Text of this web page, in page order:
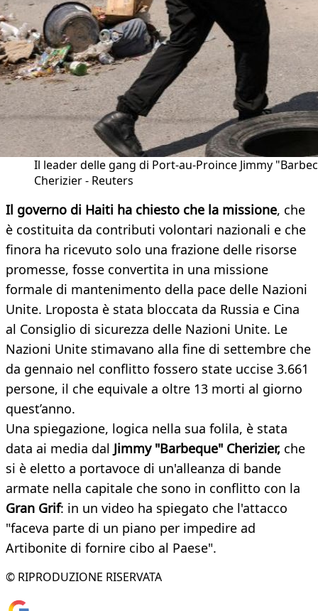
Il leader delle gang di Port-au-Proince Jimmy
Cherizier - Reuters
Il governo di Haiti ha chiesto che la missione, che
è costituita da contributi volontari nazionali e che
finora ha ricevuto solo una frazione delle risorse
promesse, fosse convertita in una missione
formale di mantenimento della pace delle Nazioni
Unite. Lroposta è stata bloccata da Russia e Cina
al Consiglio di sicurezza delle Nazioni Unite. Le
Nazioni Unite stimavano alla fine di settembre che
da gennaio nel conflitto fossero state uccise 3.661
persone, il che equivale a oltre 13 morti al giorno
quest’anno.
Una spiegazione, logica nella sua folila, è stata
data ai media dal Jimmy "Barbeque" Cherizier, che
si è eletto a portavoce di un'alleanza di bande
armate nella capitale che sono in conflitto con la
Gran Grif: in un video ha spiegato che l'attacco
"faceva parte di un piano per impedire ad
Artibonite di fornire cibo al Paese".
© RIPRODUZIONE RISERVATA